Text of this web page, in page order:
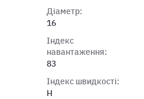
Діаметр:
16
Індекс
навантаження:
83
Індекс швидкості:
H